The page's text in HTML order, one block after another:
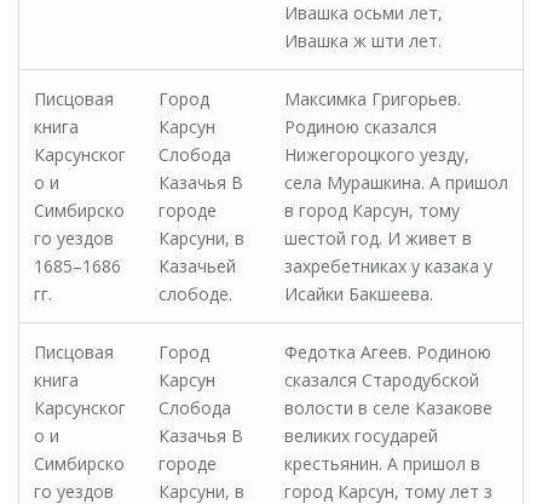
Ивашка осьми лет,
Ивашка ж шти лет.
Писцовая
книга
Карсунског
о и
Симбирско
го уездов
1685–1686
гг.
Город
Карсун
Слобода
Казачья В
городе
Карсуни, в
Казачьей
слободе.
Максимка Григорьев.
Родиною сказался
Нижегороцкого уезду,
села Мурашкина. А пришол
в город Карсун, тому
шестой год. И живет в
захребетниках у казака у
Исайки Бакшеева.
Писцовая
книга
Карсунског
о и
Симбирско
го уездов
Город
Карсун
Слобода
Казачья В
городе
Карсуни, в
Федотка Агеев. Родиною
сказался Стародубской
волости в селе Казакове
великих государей
крестьянин. А пришол в
город Карсун, тому лет з